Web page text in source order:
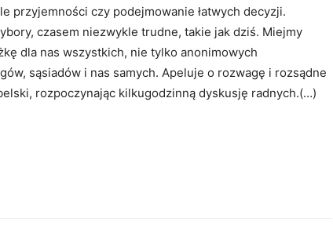
przyjemności czy podejmowanie łatwych decyzji.
czasem niezwykle trudne, takie jak dziś. Miejmy
dla nas wszystkich, nie tylko anonimowych
sąsiadów i nas samych. Apeluje o rozwagę i rozsądne
rozpoczynając kilkugodzinną dyskusję radnych.(…)